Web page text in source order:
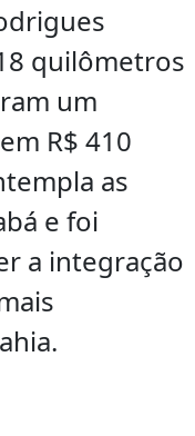
quilômetros
um
R$ 410
as
e foi
a integração